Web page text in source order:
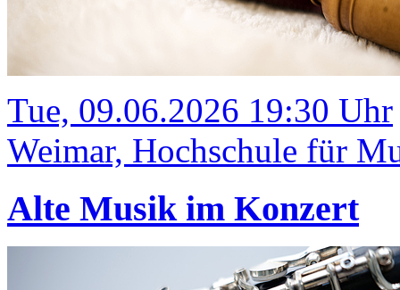
Tue, 09.06.2026 19:30 Uhr
Weimar, Hochschule für
Alte Musik im Konzert